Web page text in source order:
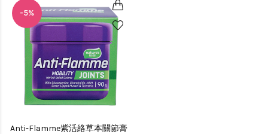
-5%
Anti-Flamme紫活絡草本關節膏